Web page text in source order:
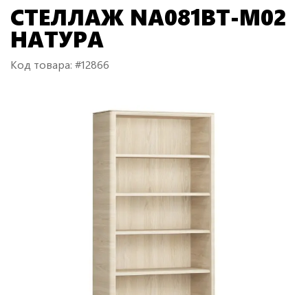
СТЕЛЛАЖ NA081BT-M02
НАТУРА
Код товара: #12866